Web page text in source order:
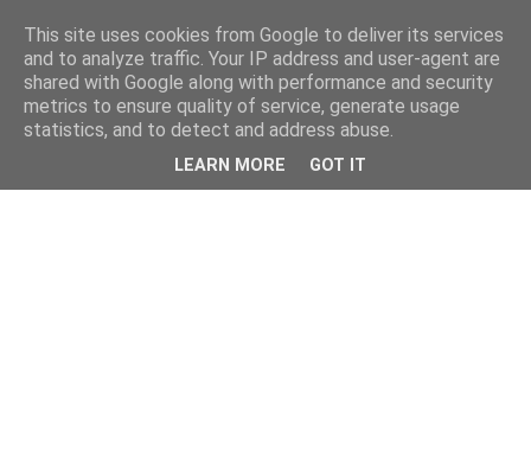
This site uses cookies from Google to deliver its services
and to analyze traffic. Your IP address and user-agent are
shared with Google along with performance and security
metrics to ensure quality of service, generate usage
statistics, and to detect and address abuse.
LEARN MORE GOT IT